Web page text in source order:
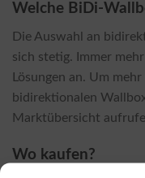
Welche BiDi-
Die Auswahl an
sich stetig. Immer
Lösungen an. Um
bidirektionalen
Marktübersicht
Wo kaufen?